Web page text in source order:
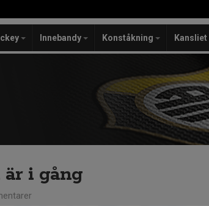
Innebandy Konståkning Kansliet
är i gång